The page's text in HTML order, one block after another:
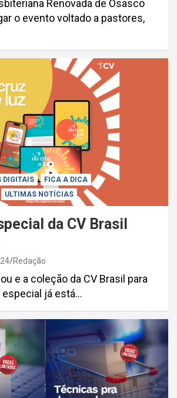
Renovada de Osasco
o evento voltado a pastores,
DIGITAIS
FICA A DICA
ULTIMAS NOTÍCIAS
da CV Brasil
Redação
e a coleção da CV Brasil para
já está…